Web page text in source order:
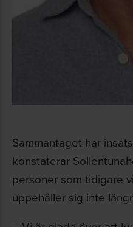
Sammantaget har
konstaterar
personer som tidigare
uppehåller sig inte